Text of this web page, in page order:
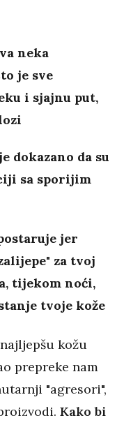
neka
je sve
i sjajnu put,
dokazano da su
sa sporijim
jer
za tvoj
tijekom noći,
tvoje kože
kožu
prepreke nam
"agresori",
Kako bi